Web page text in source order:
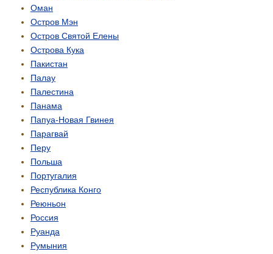
Оман
Остров Мэн
Остров Святой Елены
Острова Кука
Пакистан
Палау
Палестина
Панама
Папуа-Новая Гвинея
Парагвай
Перу
Польша
Португалия
Республика Конго
Реюньон
Россия
Руанда
Румыния